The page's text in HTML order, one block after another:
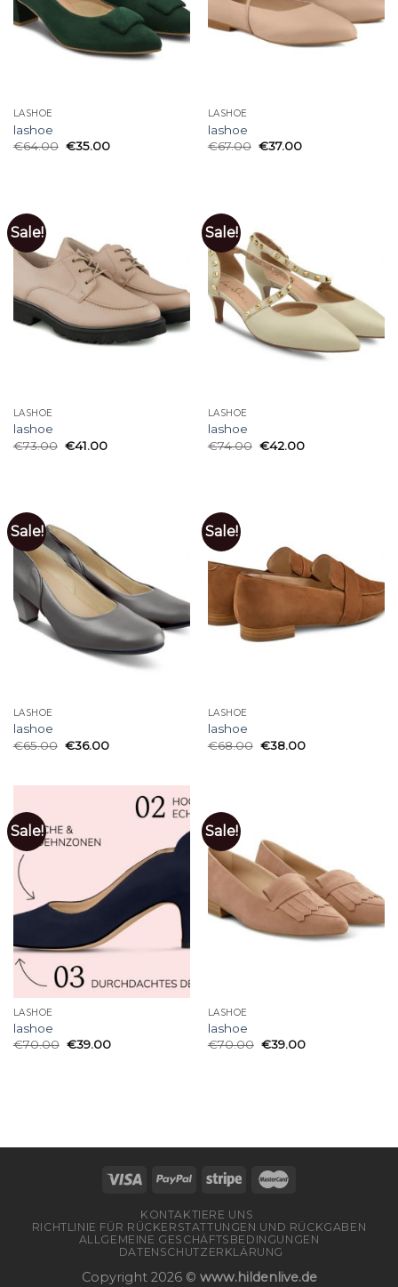
LASHOE
lashoe
€64.00 €35.00
LASHOE
lashoe
€67.00 €37.00
Sale!
LASHOE
lashoe
€73.00 €41.00
Sale!
LASHOE
lashoe
€74.00 €42.00
Sale!
LASHOE
lashoe
€65.00 €36.00
Sale!
LASHOE
lashoe
€68.00 €38.00
Sale!
LASHOE
lashoe
€70.00 €39.00
Sale!
LASHOE
lashoe
€70.00 €39.00
KONTAKTIERE UNS
RICHTLINIE FÜR RÜCKERSTATTUNGEN UND RÜCKGABEN
ALLGEMEINE GESCHÄFTSBEDINGUNGEN
DATENSCHUTZERKLÄRUNG
Copyright 2026 © www.hildenlive.de